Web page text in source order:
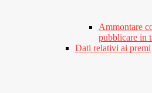
Ammontare
pubblicare in
Dati relativi ai premi